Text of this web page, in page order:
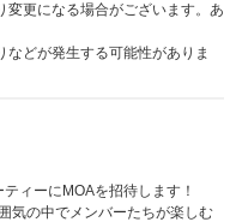
更になる場合がございます。あ
どが発生する可能性がありま
ィーにMOAを招待します！
気の中でメンバーたちが楽しむ